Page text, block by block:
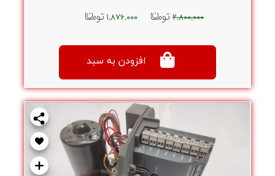
۲,۸۰۰,۰۰۰ ۱,۸۷۶,۰۰۰
افزودن به سبد